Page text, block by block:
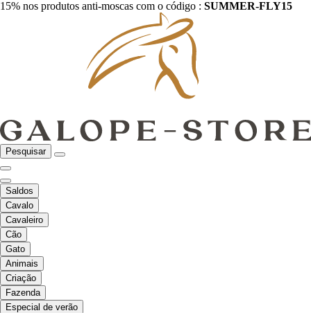
15% nos produtos anti-moscas com o código : SUMMER-FLY15
Pesquisar
Saldos
Cavalo
Cavaleiro
Cão
Gato
Animais
Criação
Fazenda
Especial de verão